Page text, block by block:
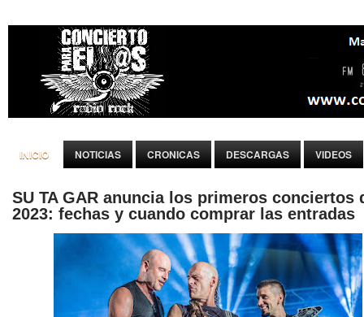
INICIO NOTICIAS CRONICAS DESCARGAS VIDEOS
SU TA GAR anuncia los primeros conciertos
2023: fechas y cuando comprar las entradas